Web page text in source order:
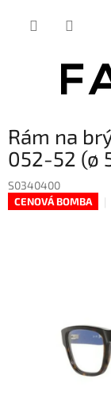
Rám na
052-52 (ø
S0340400
CENOVÁ BOMBA